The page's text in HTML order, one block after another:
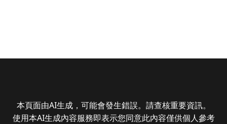
本頁面由AI生成，可能會發生錯誤。請查核重要資訊。
使用本AI生成內容服務即表示您同意此內容僅供個人參考